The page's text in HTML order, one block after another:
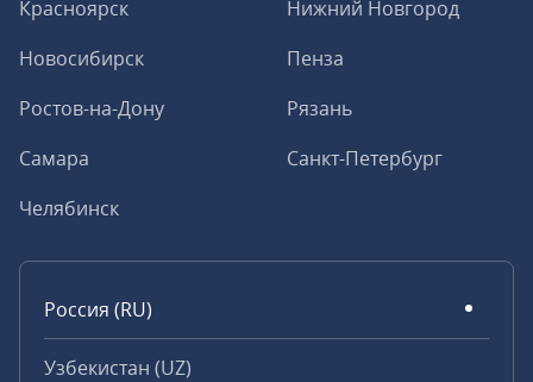
Красноярск
Нижний Новгород
Новосибирск
Пенза
Ростов-на-Дону
Рязань
Самара
Санкт-Петербург
Челябинск
Россия (RU)
Узбекистан (UZ)